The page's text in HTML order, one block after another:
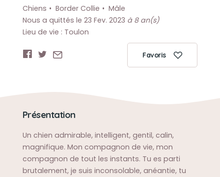
Chiens Border Collie
Mâle
Nous a quittés le 23 Fev. 2023 à 8 an(s)
Lieu de vie : Toulon
Favoris
Présentation
Un chien admirable, intelligent, gentil, calin,
magnifique. Mon compagnon de vie, mon
compagnon de tout les instants. Tu es parti
brutalement, je suis inconsolable, anéantie, tu